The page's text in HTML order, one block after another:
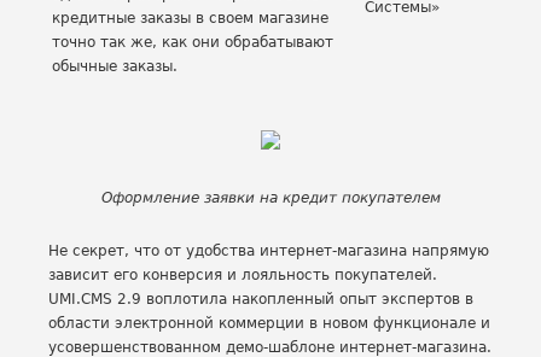
кредитные заказы в своем магазине
точно так же, как они обрабатывают
обычные заказы.
Системы»
Оформление заявки на кредит покупателем
Не секрет, что от удобства интернет-магазина напрямую
зависит его конверсия и лояльность покупателей.
UMI.CMS 2.9 воплотила накопленный опыт экспертов в
области электронной коммерции в новом функционале и
усовершенствованном демо-шаблоне интернет-магазина.